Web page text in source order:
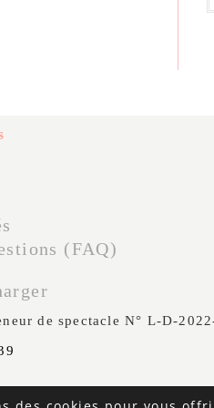
(FAQ)
de spectacle N° L-D-